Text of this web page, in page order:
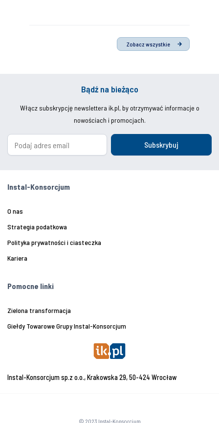
Zobacz wszystkie
Bądź na bieżąco
Włącz subskrypcję newslettera ik.pl, by otrzymywać informacje o
nowościach i promocjach.
Subskrybuj
Instal-Konsorcjum
O nas
Strategia podatkowa
Polityka prywatności i ciasteczka
Kariera
Pomocne linki
Zielona transformacja
Giełdy Towarowe Grupy Instal-Konsorcjum
Instal-Konsorcjum sp.z o.o., Krakowska 29, 50-424 Wrocław
© 2023 Instal-Konsorcjum